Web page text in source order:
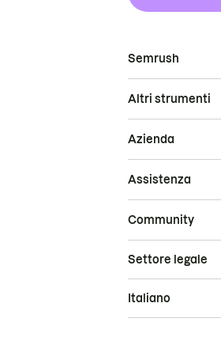
Semrush
Altri strumenti
Azienda
Assistenza
Community
Settore legale
Italiano